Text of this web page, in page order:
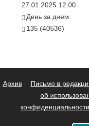
27.01.2025 12:00
День за днем
135 (40536)
Архив Письмо в
об
конфиденциальности